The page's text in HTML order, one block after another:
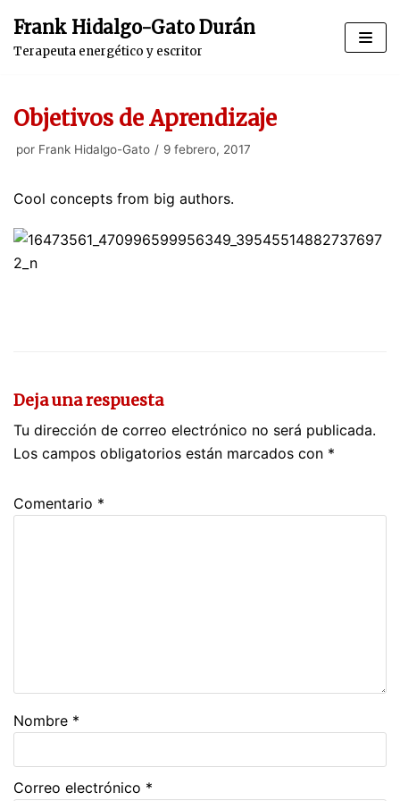
Saltar
al
Frank Hidalgo-Gato Durán
Terapeuta energético y escritor
Objetivos de Aprendizaje
por Frank Hidalgo-Gato 9 febrero, 2017
Cool concepts from big authors.
Deja una respuesta
Tu dirección de correo electrónico no será publicada.
Los campos obligatorios están marcados con *
Comentario *
Nombre *
Correo electrónico *